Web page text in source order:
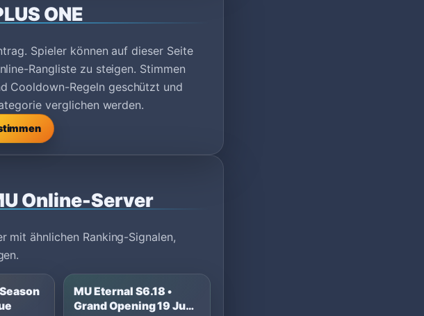
ONE
Spieler können auf dieser Seite
Rangliste zu steigen. Stimmen
Cooldown-Regeln geschützt und
verglichen werden.
Online-Server
mit ähnlichen Ranking-Signalen,
MU Eternal S6.18 •
Grand Opening 19 Jun •